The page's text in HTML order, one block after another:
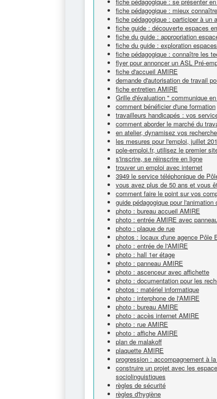
fiche pédagogique : mieux
fiche pédagogique : participer à un
fiche guide : découverte espaces
fiche du guide : appropriation
fiche du guide : exploration
fiche pédagogique : connaître les
flyer pour annoncer un ASL Pré-
fiche d'accueil AMIRE
demande d'autorisation de travail
fiche entretien AMIRE
Grille d'évaluation " communique
comment bénéficier d'une formation
travailleurs handicapés : vos
comment aborder le marché du
en atelier, dynamisez vos
les mesures pour l'emploi, juillet
pole-emploi.fr, utilisez le premier
s'inscrire, se réinscrire en ligne
trouver un emploi avec internet
3949 le service téléphonique de
vous avez plus de 50 ans et vous
comment faire le point sur vos
guide pédagogique pour
photo : bureau accueil AMIRE
photo : entrée AMIRE avec
photo : plaque de rue
photos : locaux d'une agence Pôle
photo : entrée de l'AMIRE
photo : hall 1er étage
photo : panneau AMIRE
photo : ascenceur avec affichette
photo : documentation pour les
photos : matériel informatique
photo : interphone de l'AMIRE
photo : bureau AMIRE
photo : accès internet AMIRE
photo : rue AMIRE
photo : affiche AMIRE
plan de malakoff
plaquette AMIRE
progression : accompagnement à
construire un projet avec les
sociolinguistiques
règles de sécurité
règles d'hygiène